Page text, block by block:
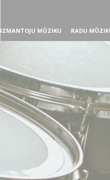
IZMANTOJU MŪZIKU RADU